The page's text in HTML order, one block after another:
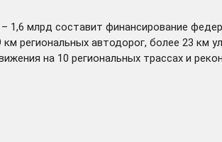
1,6 млрд составит финансирование
региональных автодорог, более 23 км
на 10 региональных трассах и